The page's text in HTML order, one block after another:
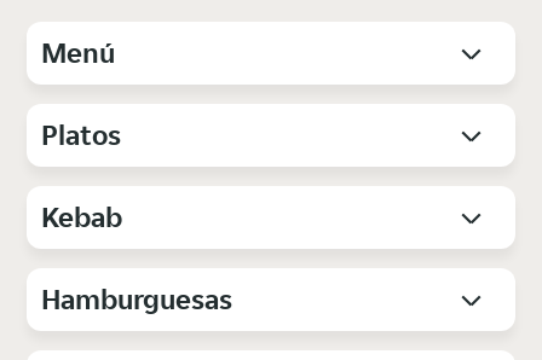
Menú
Platos
Kebab
Hamburguesas